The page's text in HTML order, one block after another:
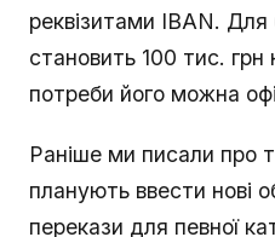
реквізитами IBAN. Для
становить 100 тис.
потреби його можна
Раніше ми писали про
планують ввести нові
перекази для певної